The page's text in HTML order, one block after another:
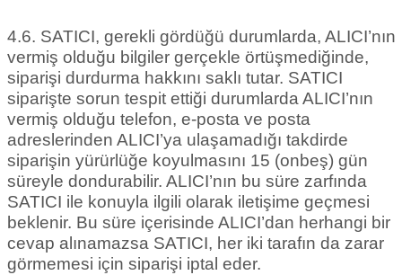
4.6. SATICI, gerekli gördüğü durumlarda, ALICI’nın
vermiş olduğu bilgiler gerçekle örtüşmediğinde,
siparişi durdurma hakkını saklı tutar. SATICI
siparişte sorun tespit ettiği durumlarda ALICI’nın
vermiş olduğu telefon, e-posta ve posta
adreslerinden ALICI’ya ulaşamadığı takdirde
siparişin yürürlüğe koyulmasını 15 (onbeş) gün
süreyle dondurabilir. ALICI’nın bu süre zarfında
SATICI ile konuyla ilgili olarak iletişime geçmesi
beklenir. Bu süre içerisinde ALICI’dan herhangi bir
cevap alınamazsa SATICI, her iki tarafın da zarar
görmemesi için siparişi iptal eder.